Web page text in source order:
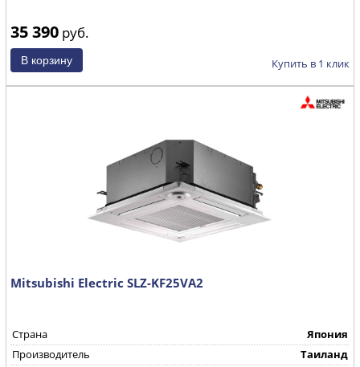
35 390 руб.
Купить в 1 клик
Mitsubishi Electric SLZ-KF25VA2
Страна
Япония
Производитель
Таиланд